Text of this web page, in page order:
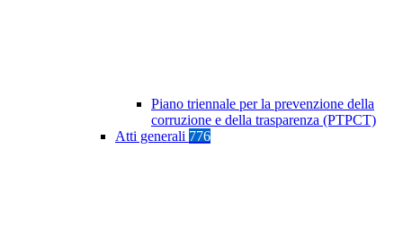
Piano triennale per la prevenzione della
corruzione e della trasparenza (PTPCT)
Atti generali 776